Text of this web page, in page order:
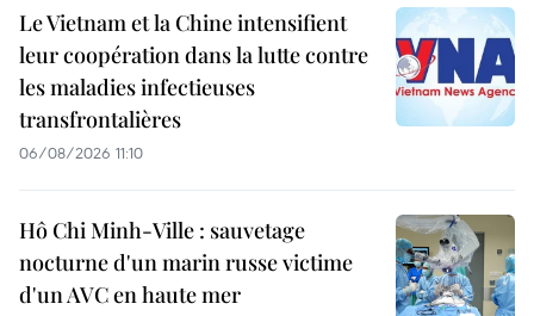
Le Vietnam et la Chine intensifient
leur coopération dans la lutte contre
les maladies infectieuses
transfrontalières
06/08/2026 11:10
Hô Chi Minh-Ville : sauvetage
nocturne d'un marin russe victime
d'un AVC en haute mer